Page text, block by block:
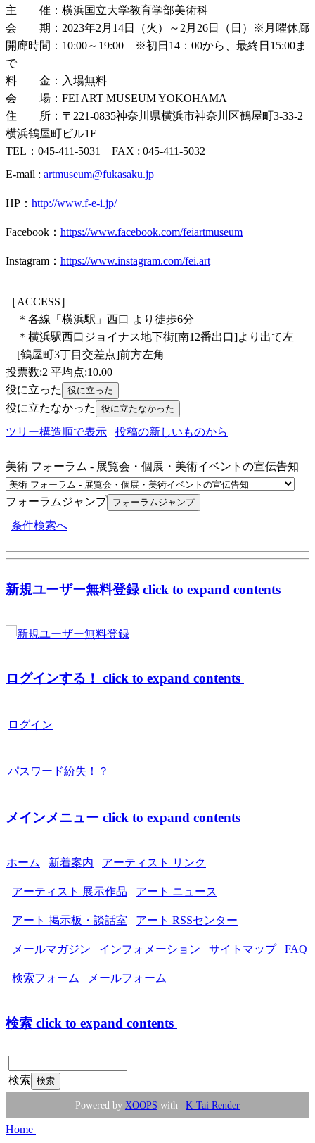
主 催：横浜国立大学教育学部美術科
会 期：2023年2月14日（火）～2月26日（日）※月曜休廊
開廊時間：10:00～19:00 ※初日14：00から、最終日15:00ま
で
料 金：入場無料
会 場：FEI ART MUSEUM YOKOHAMA
住 所：〒221-0835神奈川県横浜市神奈川区鶴屋町3-33-2
横浜鶴屋町ビル1F
TEL：045-411-5031 FAX : 045-411-5032
E-mail : artmuseum@fukasaku.jp
HP： http://www.f-e-i.jp/
Facebook： https://www.facebook.com/feiartmuseum
Instagram： https://www.instagram.com/fei.art
［ACCESS］
＊各線「横浜駅」西口 より徒歩6分
＊横浜駅西口ジョイナス地下街[南12番出口]より出て左
[鶴屋町3丁目交差点]前方左角
投票数:2 平均点:10.00
役に立った
役に立たなかった
ツリー構造順で表示
投稿の新しいものから
美術 フォーラム - 展覧会・個展・美術イベントの宣伝告知
フォーラムジャンプ
条件検索へ
新規ユーザー無料登録click to expand contents
ログインする！ click to expand contents
ログイン
パスワード紛失！？
メインメニュー click to expand contents
ホーム 新着案内 アーティスト リンク
アーティスト 展示作品 アート ニュース
アート 掲示板・談話室 アート RSSセンター
メールマガジン インフォメーション サイトマップ FAQ
検索フォーム メールフォーム
検索 click to expand contents
検索
Powered by XOOPS with K-Tai Render
Home